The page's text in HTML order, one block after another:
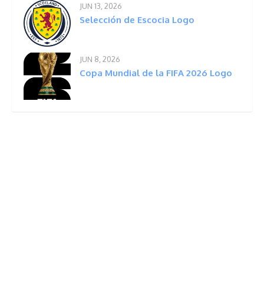
JUN 13, 2026
Selección de Escocia Logo
JUN 8, 2026
Copa Mundial de la FIFA 2026 Logo